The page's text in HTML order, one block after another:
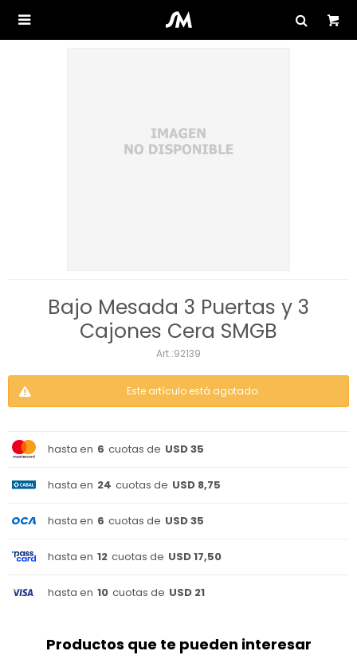

Bajo Mesada 3 Puertas y 3
Cajones Cera SMGB
92139
Este artículo está agotado.
hasta en 6 cuotas de USD 35
hasta en 24 cuotas de USD 8,75
hasta en 6 cuotas de USD 35
hasta en 12 cuotas de USD 17,50
hasta en 10 cuotas de USD 21
Productos que te pueden interesar